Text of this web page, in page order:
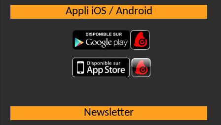
Appli iOS / Android
Newsletter